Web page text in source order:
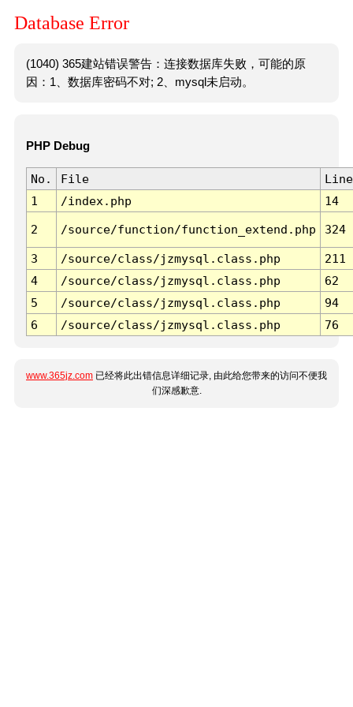
Database Error
(1040) 365建站错误警告：连接数据库失败，可能的原
因：1、数据库密码不对; 2、mysql未启动。
PHP Debug
No. File
Line
1
/index.php 14
2 /source/function/function_extend.php 324
3 /source/class/jzmysql.class.php
211
4
/source/class/jzmysql.class.php
62
5
/source/class/jzmysql.class.php
94
6
/source/class/jzmysql.class.php 76
www.365jz.com 已经将此出错信息详细记录, 由此给您带来的访问不便我
们深感歉意.